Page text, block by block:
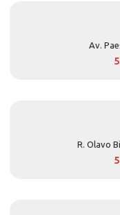
Av.
R. Olavo